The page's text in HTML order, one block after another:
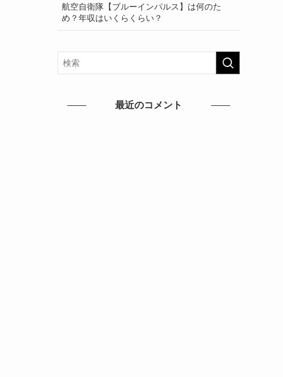
航空自衛隊【ブルーインパルス】は何のた
め？年収はいくらくらい？
最近のコメント